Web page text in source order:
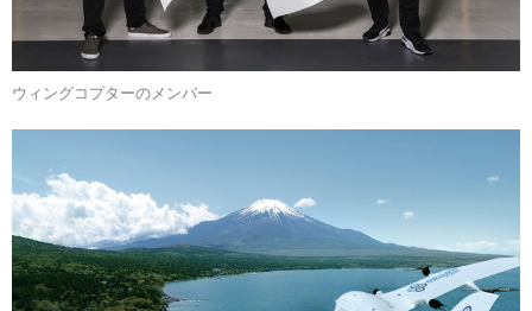
ウィングコプターのメンバー